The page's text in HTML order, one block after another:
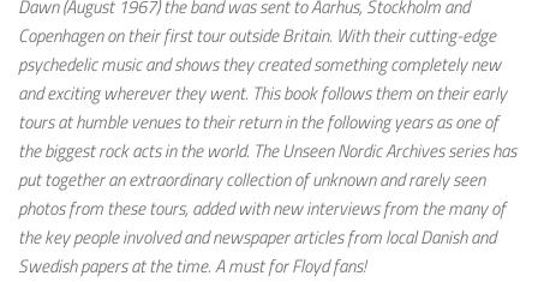
Dawn (August 1967) the band was sent to Aarhus, Stockholm and
Copenhagen on their first tour outside Britain. With their cutting-edge
psychedelic music and shows they created something completely new
and exciting wherever they went. This book follows them on their early
tours at humble venues to their return in the following years as one of
the biggest rock acts in the world. The Unseen Nordic Archives series has
put together an extraordinary collection of unknown and rarely seen
photos from these tours, added with new interviews from the many of
the key people involved and newspaper articles from local Danish and
Swedish papers at the time. A must for Floyd fans!